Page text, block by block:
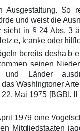
So
und weist die
in § 24 Abs. 3
kranke oder
bereits
seinen
und Länder
Washingtoner
Mai 1975 [BGBl.
1979 eine
Mitgliedstaaten